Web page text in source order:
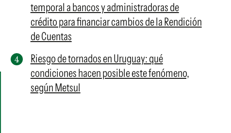
temporal a bancos y administradoras de
crédito para financiar cambios de la Rendición
de Cuentas
Riesgo de tornados en Uruguay: qué
condiciones hacen posible este fenómeno,
según Metsul